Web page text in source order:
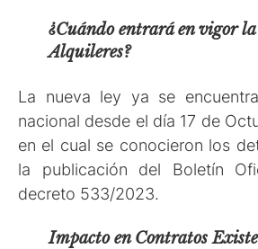
¿Cuándo entrará en vigor
Alquileres?
La nueva ley ya se
nacional desde el día 17 de
en el cual se conocieron los
la publicación del Boletín
decreto 533/2023.
Impacto en Contratos